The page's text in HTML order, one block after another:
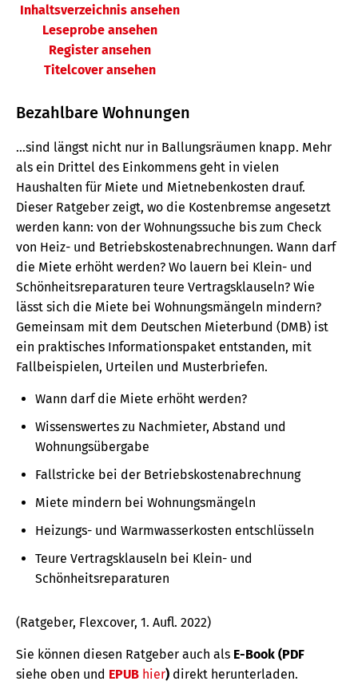
Inhaltsverzeichnis ansehen
Leseprobe ansehen
Register ansehen
Titelcover ansehen
Bezahlbare Wohnungen
...sind längst nicht nur in Ballungsräumen knapp. Mehr
als ein Drittel des Einkommens geht in vielen
Haushalten für Miete und Mietnebenkosten drauf.
Dieser Ratgeber zeigt, wo die Kostenbremse angesetzt
werden kann: von der Wohnungssuche bis zum Check
von Heiz- und Betriebskostenabrechnungen. Wann darf
die Miete erhöht werden? Wo lauern bei Klein- und
Schönheitsreparaturen teure Vertragsklauseln? Wie
lässt sich die Miete bei Wohnungsmängeln mindern?
Gemeinsam mit dem Deutschen Mieterbund (DMB) ist
ein praktisches Informationspaket entstanden, mit
Fallbeispielen, Urteilen und Musterbriefen.
Wann darf die Miete erhöht werden?
Wissenswertes zu Nachmieter, Abstand und
Wohnungsübergabe
Fallstricke bei der Betriebskostenabrechnung
Miete mindern bei Wohnungsmängeln
Heizungs- und Warmwasserkosten entschlüsseln
Teure Vertragsklauseln bei Klein- und
Schönheitsreparaturen
(Ratgeber, Flexcover, 1. Aufl. 2022)
Sie können diesen Ratgeber auch als E-Book (PDF
siehe oben und EPUB hier) direkt herunterladen.